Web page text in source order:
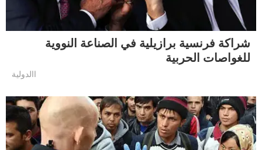
شراكة فرنسية برازيلية في الصناعة النووية
للغواصات الحربية
االدولية